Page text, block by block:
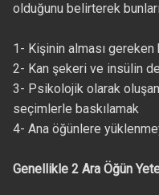
olduğunu belirterek
1- Kişinin alması gereken
2- Kan şekeri ve insülin
3- Psikolojik olarak
seçimlerle baskılamak
4- Ana öğünlere
Genellikle 2 Ara Öğün